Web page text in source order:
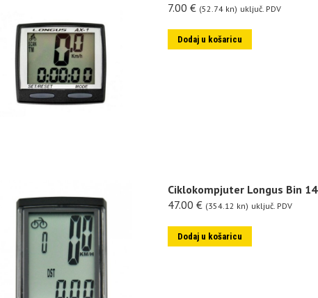
7.00 € (52.74 kn) uključ. PDV
Dodaj u košaricu
Ciklokompjuter Longus Bin 14
47.00 € (354.12 kn) uključ. PDV
Dodaj u košaricu